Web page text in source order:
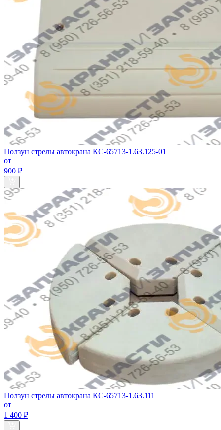
Ползун стрелы автокрана КС-65713-1.63.125-01
от
900 ₽
Ползун стрелы автокрана КС-65713-1.63.111
от
1 400 ₽